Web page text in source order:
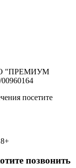
"ПРЕМИУМ
посетите
позвонить